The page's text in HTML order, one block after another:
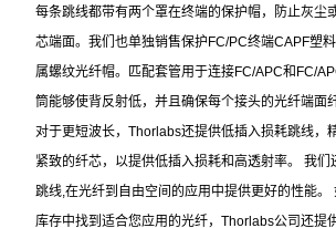
每条跳线都带有两个罩在终端的保护帽，防止灰尘
芯端面。我们也单独销售保护FC/PC终端CAPF塑
属螺纹光纤帽。匹配套管用于连接FC/APC和FC/
筒能够使背反射低，并且确保每个接头的光纤端面
对于更短波长，Thorlabs还提供低插入损耗跳线，
紧致的纤芯，以提供低插入损耗和高透射率。 我们
跳线,在光纤到自由空间的应用中提供更好的性能。
库存中找到适合您应用的光纤，Thorlabs公司还提